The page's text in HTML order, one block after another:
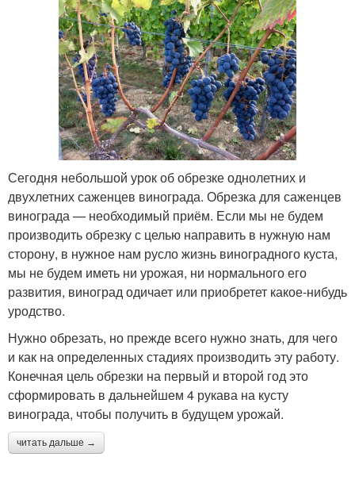
Сегодня небольшой урок об обрезке однолетних и
двухлетних саженцев винограда. Обрезка для саженцев
винограда — необходимый приём. Если мы не будем
производить обрезку с целью направить в нужную нам
сторону, в нужное нам русло жизнь виноградного куста,
мы не будем иметь ни урожая, ни нормального его
развития, виноград одичает или приобретет какое-нибудь
уродство.
Нужно обрезать, но прежде всего нужно знать, для чего
и как на определенных стадиях производить эту работу.
Конечная цель обрезки на первый и второй год это
сформировать в дальнейшем 4 рукава на кусту
винограда, чтобы получить в будущем урожай.
читать дальше →